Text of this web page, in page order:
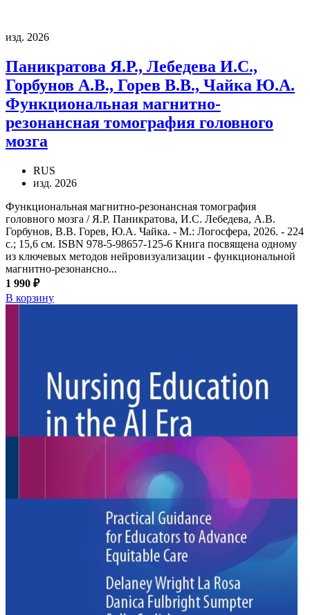
изд. 2026
Паникратова Я.Р., Лебедева И.С.,
Горбунов А.В., Горев В.В., Чайка Ю.А.
Функциональная магнитно-
резонансная томография головного
мозга
RUS
изд. 2026
Функциональная магнитно-резонансная томография
головного мозга / Я.Р. Паникратова, И.С. Лебедева, А.В.
Горбунов, В.В. Горев, Ю.А. Чайка. - М.: Логосфера, 2026. - 224
с.; 15,6 см. ISBN 978-5-98657-125-6 Книга посвящена одному
из ключевых методов нейровизуализации - функциональной
магнитно-резонансно...
1 990 ₽
В корзину